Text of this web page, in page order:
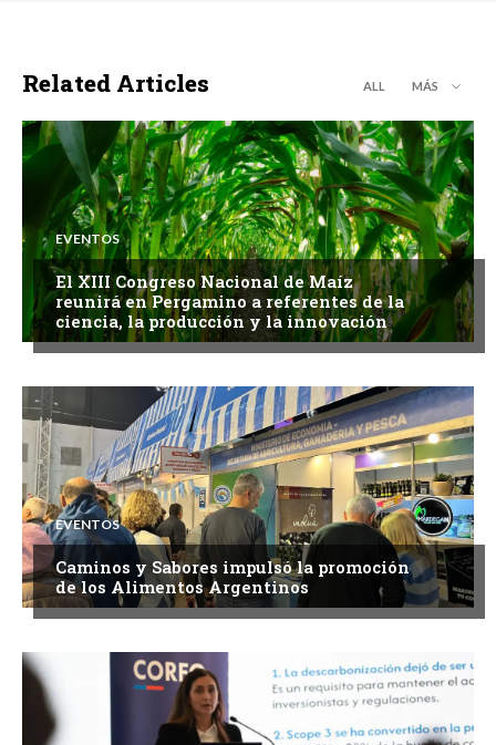
Related Articles ALL MÁS
EVENTOS
El XIII Congreso Nacional de Maíz
reunirá en Pergamino a referentes de la
ciencia, la producción y la innovación
EVENTOS
Caminos y Sabores impulsó la promoción
de los Alimentos Argentinos